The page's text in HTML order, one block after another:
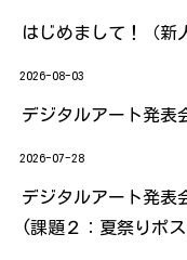
はじめまして！（新
2026-08-03
デジタルアート発
2026-07-28
デジタルアート発
(課題２：夏祭りポ